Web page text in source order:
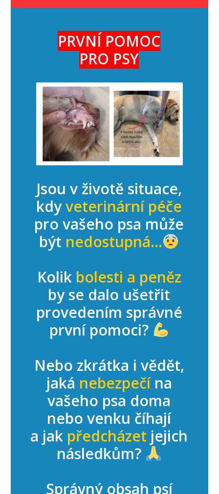
PRVNÍ POMOC
PRO PSY
Jsou v životě situace,
kdyveterinární péče
pro vašeho psa může
být nedostupná...
Kolik bolesti a peněz
by se dalo ušetřit
provedením správné
první pomoci?
Nebo zkrátka i vědět,
jaká nebezpečí na
vašeho psa doma
nebo venku číhají
a jak předcházet jejich
následkům?
Správný obsah psí